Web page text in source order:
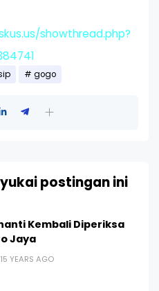
showthread.php?
gogo
postingan ini
Kembali Diperiksa
Jaya
15 YEARS AGO